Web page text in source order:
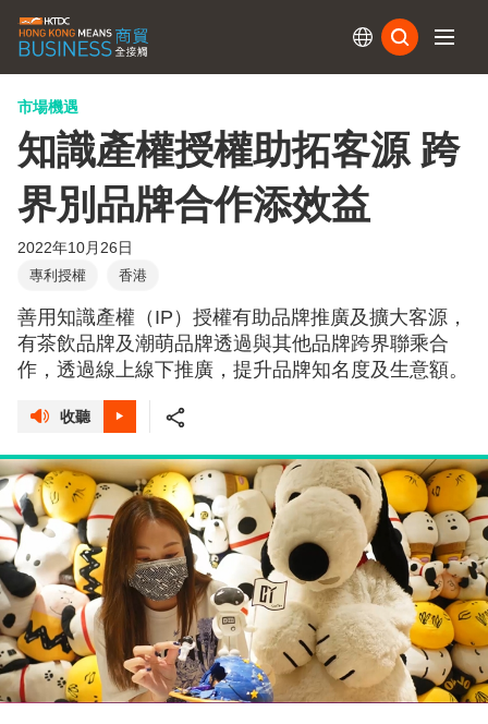
市場機遇
知識產權授權助拓客源 跨
界別品牌合作添效益
2022年10月26日
專利授權 香港
善用知識產權（IP）授權有助品牌推廣及擴大客源，
有茶飲品牌及潮萌品牌透過與其他品牌跨界聯乘合
作，透過線上線下推廣，提升品牌知名度及生意額。
收聽